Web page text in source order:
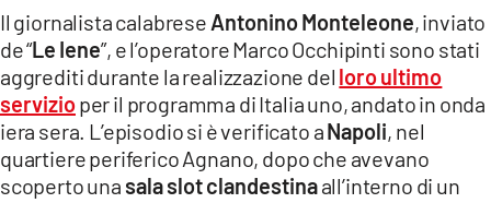
LACPLAY.IT
LACTV.IT
LACONAIR.IT
LACITYMAG.IT
Il giornalista calabrese Antonino Monteleone, inviato
de “Le Iene”, e l’operatore Marco Occhipinti sono stati
aggrediti durante la realizzazione del loro ultimo
servizioper il programma di Italia uno, andato in onda
iera sera. L’episodio si è verificato aNapoli, nel
quartiere periferico Agnano, dopo che avevano
scoperto una sala slot clandestinaall’interno di un